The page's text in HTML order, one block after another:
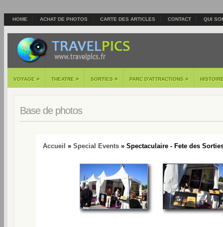
HOME ACHAT DE PHOTOS CARTE DES ARTICLES CONTACT QUI
VOYAGE » THEATRE » SORTIES » PARC D'ATTRACTIONS »
Base de photos
Accueil » Special Events » Spectaculaire - Fete des